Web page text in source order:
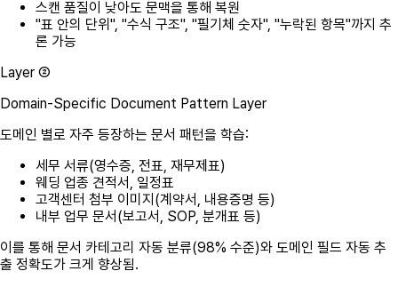
스캔 품질이 낮아도 문맥을 통해 복원
"표 안의 단위", "수식 구조", "필기체 숫자", "누락된 항목"까지 추
론 가능
Layer ②
Domain-Specific Document Pattern Layer
도메인 별로 자주 등장하는 문서 패턴을 학습:
세무 서류(영수증, 전표, 재무제표)
웨딩 업종 견적서, 일정표
고객센터 첨부 이미지(계약서, 내용증명 등)
내부 업무 문서(보고서, SOP, 분개표 등)
이를 통해 문서 카테고리 자동 분류(98% 수준)와 도메인 필드 자동 추
출 정확도가 크게 향상됨.